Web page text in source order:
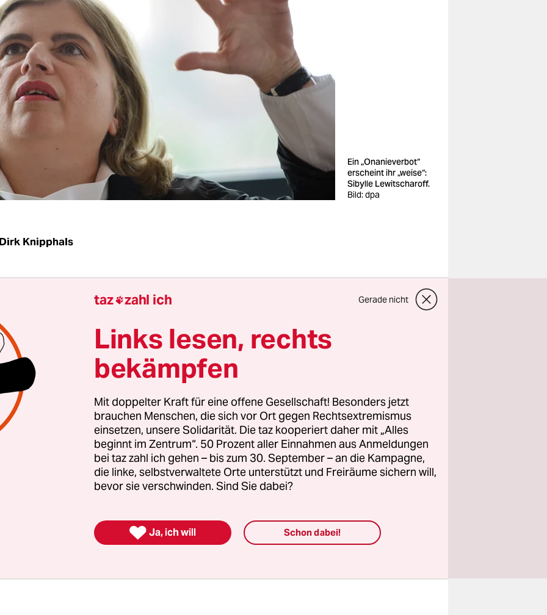
Ein „Onanieverbot“
erscheint ihr „weise“:
Sibylle Lewitscharoff.
Bild: dpa
Dirk Knipphals
schreckliche, menschenverachtende Tirade! Es müssen
und Büchnerpreisträgerin Sibylle Lewitscharoff
durchgebrannt sein, als sie am Sonntag in ihrer
im dortigen Schauspielhaus über „Geburt und Tod“
Und mit großer Dankbarkeit nimmt man zur Kenntnis,
Dresdner Staatsschauspiel als Mitveranstalter schnell
in einem
Offenen Brief von dieser Rede distanziert
Lewitscharoff in der ihr eigenen deutlich artikulierenden
Sätze geradezu ausschmeckenden Art da vorträgt, ist
An ihrem Tonfall kann man erkennen: Es ist ihr nicht
Genau das wollte Sibylle Lewitscharoff einmal
taz zahl ich Gerade nicht
Links lesen, rechts
bekämpfen
Mit doppelter Kraft für eine offene Gesellschaft! Besonders jetzt
brauchen Menschen, die sich vor Ort gegen Rechtsextremismus
einsetzen, unsere Solidarität. Die taz kooperiert daher mit „Alles
beginnt im Zentrum“. 50 Prozent aller Einnahmen aus Anmeldungen
bei taz zahl ich gehen – bis zum 30. September – an die Kampagne,
die linke, selbstverwaltete Orte unterstützt und Freiräume sichern will,
bevor sie verschwinden. Sind Sie dabei?
 Ja, ich will Schon dabei!